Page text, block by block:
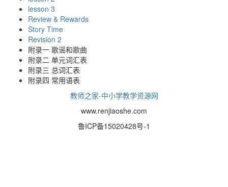
lesson 3
Review & Rewards
Story Time
Revision 2
附录一 歌谣和歌曲
附录二 单元词汇表
附录三 总词汇表
附录四 常用语表
教师之家-中小学教学资源网
www.renjiaoshe.com
鲁ICP备15020428号-1